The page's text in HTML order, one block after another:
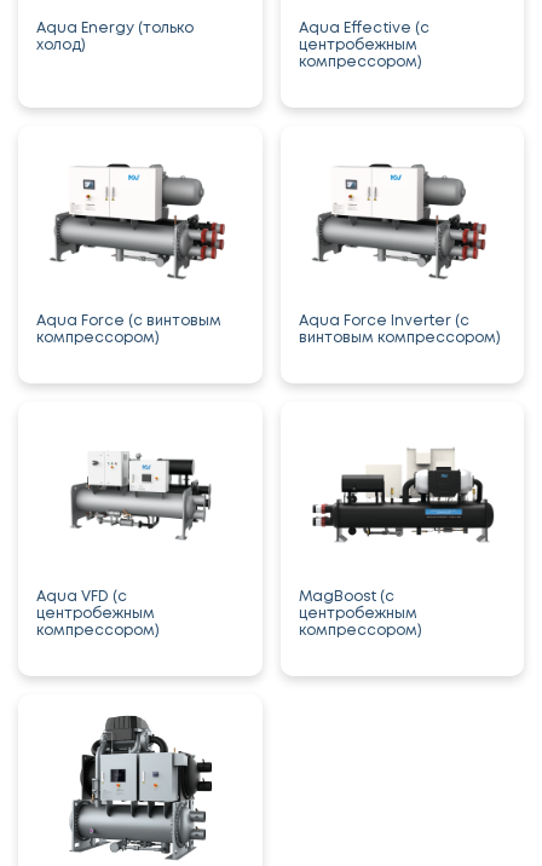
Aqua Energy (только
холод)
Aqua Effective (с
центробежным
компрессором)
Aqua Force (с винтовым
компрессором)
Aqua Force Inverter (с
винтовым компрессором)
Aqua VFD (с
центробежным
компрессором)
MagBoost (с
центробежным
компрессором)